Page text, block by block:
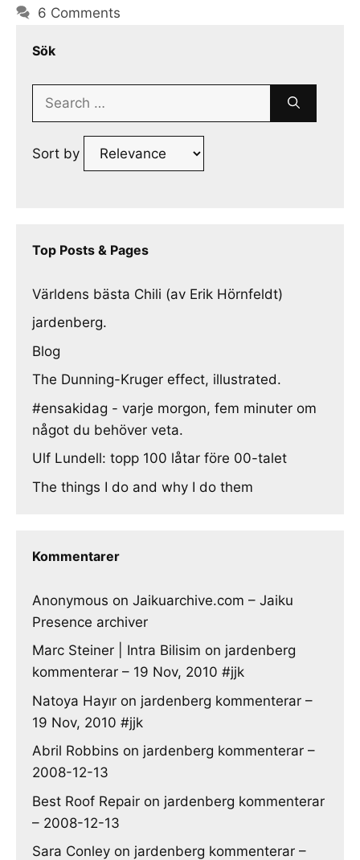
6 Comments
Sök
Search
Sort by
Top Posts & Pages
Världens bästa Chili (av Erik Hörnfeldt)
jardenberg.
Blog
The Dunning-Kruger effect, illustrated.
#ensakidag - varje morgon, fem minuter om
något du behöver veta.
Ulf Lundell: topp 100 låtar före 00-talet
The things I do and why I do them
Kommentarer
Anonymous on Jaikuarchive.com – Jaiku
Presence archiver
Marc Steiner | Intra Bilisim on jardenberg
kommenterar – 19 Nov, 2010 #jjk
Natoya Hayır on jardenberg kommenterar –
19 Nov, 2010 #jjk
Abril Robbins on jardenberg kommenterar –
2008-12-13
Best Roof Repair on jardenberg kommenterar
– 2008-12-13
Sara Conley on jardenberg kommenterar –